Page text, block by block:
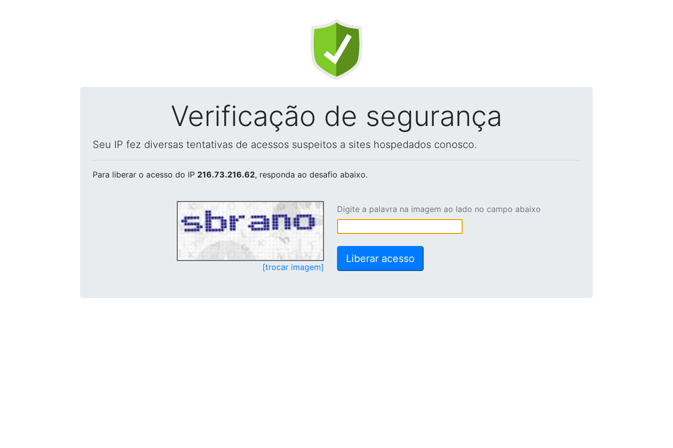
Verificação de segurança
Seu IP fez diversas tentativas de acessos suspeitos a sites hospedados conosco.
Para liberar o acesso do IP 216.73.216.62, responda ao desafio abaixo.
[trocar imagem]
Digite a palavra na imagem ao lado no campo abaixo